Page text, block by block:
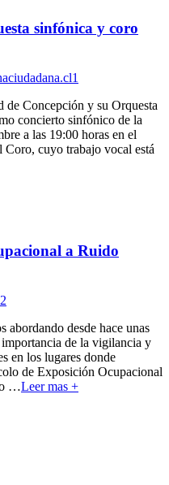
sinfónica y coro
1
Concepción y su Orquesta
concierto sinfónico de la
a las 19:00 horas en el
Coro, cuyo trabajo vocal está
a Ruido
2
abordando desde hace unas
de la vigilancia y
en los lugares donde
de Exposición Ocupacional
…Leer mas +